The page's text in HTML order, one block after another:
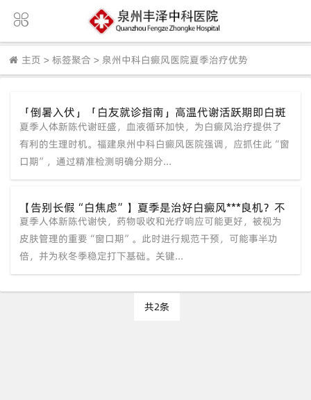
主页 > 标签聚合 > 泉州中科白癜风医院夏季治疗优势
「倒暑入伏」「白友就诊指南」高温代谢活跃期即白斑
修复“加速键”，速约中科综合治疗。
夏季人体新陈代谢旺盛，血液循环加快，为白癜风治疗提供了
有利的生理时机。福建泉州中科白癜风医院强调，应抓住此“窗
口期”，通过精准检测明确分期分...
【告别长假“白焦虑”】夏季是治好白癜风***良机？不
去及时治疗真的很难稳住，泉州中科专家助力轻松稳复
色！
夏季人体新陈代谢快，药物吸收和光疗响应可能更好，被视为
皮肤管理的重要“窗口期”。此时进行规范干预，可能事半功
倍，并为秋冬季稳定打下基础。关键...
共2条